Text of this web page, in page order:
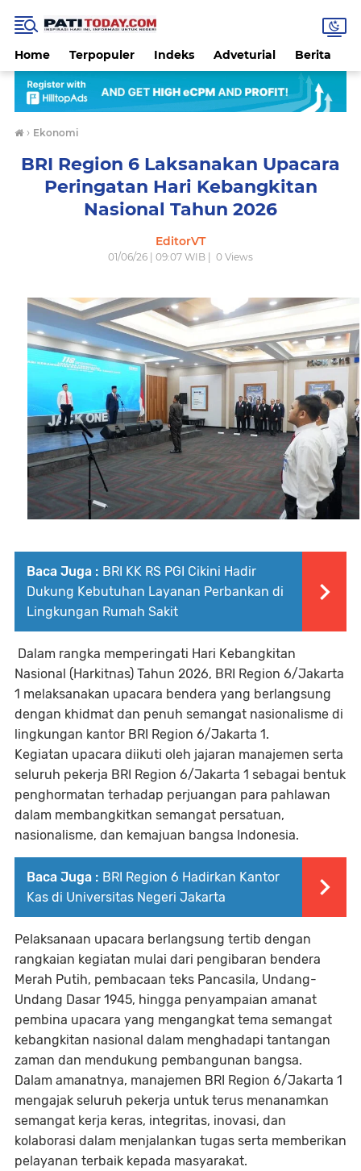
Home Terpopuler Indeks Adveturial Berita
› Ekonomi
BRI Region 6 Laksanakan Upacara
Peringatan Hari Kebangkitan
Nasional Tahun 2026
EditorVT
01/06/26 | 09:07 WIB | 0 Views
Baca Juga : BRI KK RS PGI Cikini Hadir
Dukung Kebutuhan Layanan Perbankan di
Lingkungan Rumah Sakit
Dalam rangka memperingati Hari Kebangkitan
Nasional (Harkitnas) Tahun 2026, BRI Region 6/Jakarta
1 melaksanakan upacara bendera yang berlangsung
dengan khidmat dan penuh semangat nasionalisme di
lingkungan kantor BRI Region 6/Jakarta 1.
Kegiatan upacara diikuti oleh jajaran manajemen serta
seluruh pekerja BRI Region 6/Jakarta 1 sebagai bentuk
penghormatan terhadap perjuangan para pahlawan
dalam membangkitkan semangat persatuan,
nasionalisme, dan kemajuan bangsa Indonesia.
Baca Juga : BRI Region 6 Hadirkan Kantor
Kas di Universitas Negeri Jakarta
Pelaksanaan upacara berlangsung tertib dengan
rangkaian kegiatan mulai dari pengibaran bendera
Merah Putih, pembacaan teks Pancasila, Undang-
Undang Dasar 1945, hingga penyampaian amanat
pembina upacara yang mengangkat tema semangat
kebangkitan nasional dalam menghadapi tantangan
zaman dan mendukung pembangunan bangsa.
Dalam amanatnya, manajemen BRI Region 6/Jakarta 1
mengajak seluruh pekerja untuk terus menanamkan
semangat kerja keras, integritas, inovasi, dan
kolaborasi dalam menjalankan tugas serta memberikan
pelayanan terbaik kepada masyarakat.